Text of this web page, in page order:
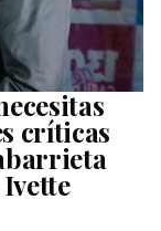
críticas